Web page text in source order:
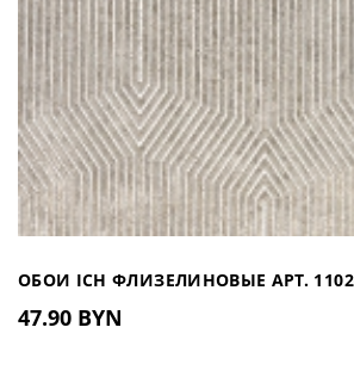
ОБОИ ICH ФЛИЗЕЛИНОВЫЕ АРТ.
47.90 BYN